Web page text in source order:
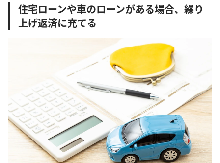
住宅ローンや車のローンがある場合、繰り
上げ返済に充てる